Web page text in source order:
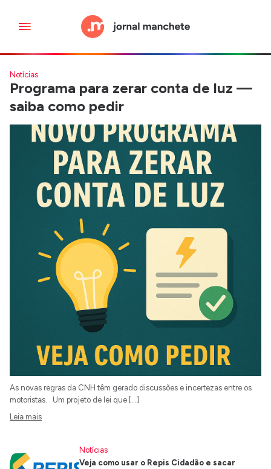
Notícias
Programa para zerar conta de luz —
saiba como pedir
As novas regras da CNH têm gerado discussões e incertezas entre os
motoristas. Um projeto de lei que […]
Leia mais
Notícias
Veja como usar o Repis Cidadão e sacar